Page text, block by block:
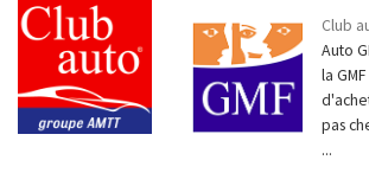
Club
Auto
la
pas
...